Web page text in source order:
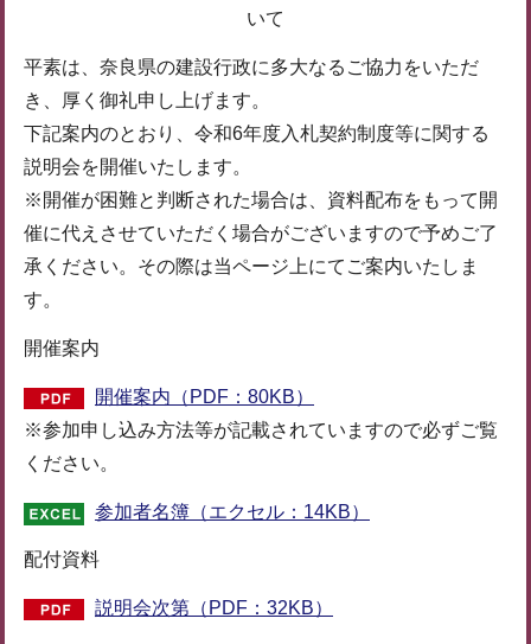
いて
平素は、奈良県の建設行政に多大なるご協力をいただ
き、厚く御礼申し上げます。
下記案内のとおり、令和6年度入札契約制度等に関する
説明会を開催いたします。
※開催が困難と判断された場合は、資料配布をもって開
催に代えさせていただく場合がございますので予めご了
承ください。その際は当ページ上にてご案内いたしま
す。
開催案内
開催案内（PDF：80KB）
※参加申し込み方法等が記載されていますので必ずご覧
ください。
参加者名簿（エクセル：14KB）
配付資料
説明会次第（PDF：32KB）